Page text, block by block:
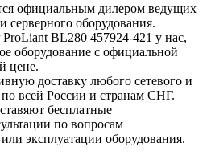
официальным дилером ведущих
серверного оборудования.
BL280 457924-421 у нас,
оборудование с официальной
цене.
доставку любого сетевого и
всей России и странам СНГ.
бесплатные
по вопросам
эксплуатации оборудования.